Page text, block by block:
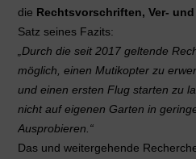
die Rechtsvorschriften, Ver-
Satz seines Fazits:
„Durch die seit 2017 geltende
möglich, einen Mutikopter zu
und einen ersten Flug starten zu
nicht auf eigenen Garten in
Ausprobieren.“
Das und weitergehende